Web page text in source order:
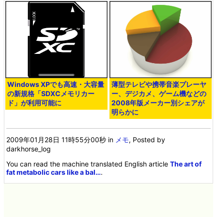
Windows XPでも高速・大容量
の新規格「SDXCメモリカー
ド」が利用可能に
薄型テレビや携帯音楽プレーヤ
ー、デジカメ、ゲーム機などの
2008年版メーカー別シェアが
明らかに
2009年01月28日 11時55分00秒 in メモ, Posted by
darkhorse_log
You can read the machine translated English articleThe art of
fat metabolic cars like a bal….